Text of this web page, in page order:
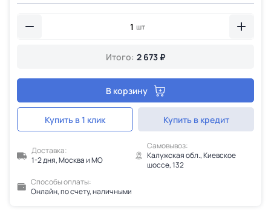
шт
Итого: 2 673 ₽
В корзину
Купить в 1 клик Купить в кредит
Доставка:
1-2 дня, Москва и МО
Самовывоз:
Калужская обл., Киевское
шоссе, 132
Способы оплаты:
Онлайн, по счету, наличными